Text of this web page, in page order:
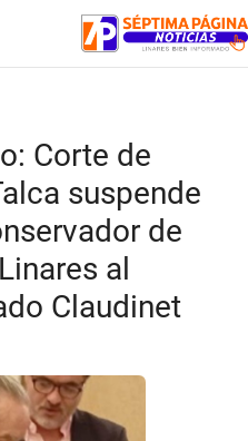
Corte de
suspende
de
al
Claudinet